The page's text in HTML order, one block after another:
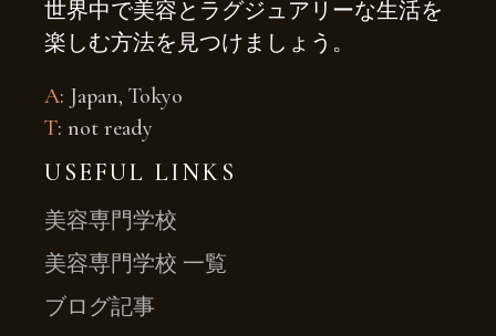
世界中で美容とラグジュアリーな生活を
楽しむ方法を見つけましょう。
A: Japan, Tokyo
T: not ready
USEFUL LINKS
美容専門学校
美容専門学校 一覧
ブログ記事